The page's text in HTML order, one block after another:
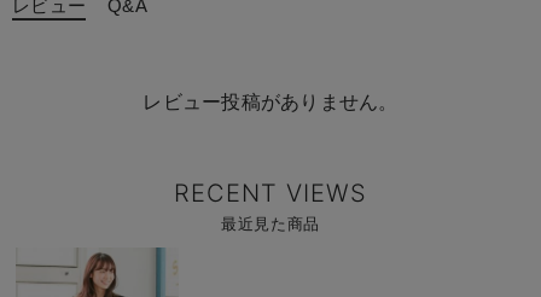
レビュー Q&A
レビュー投稿がありません。
RECENT VIEWS
最近見た商品
品
詳